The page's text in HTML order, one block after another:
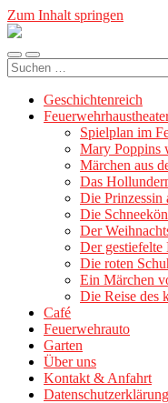
Zum Inhalt springen
Geschichtenreich
Mobile-
Menü
Suchfeld
ein-/ausblenden
Suche
nach:
Geschichtenreich
Spielplan im
Mary Poppins
Märchen aus
Das
Die Prinzessin
Die
Der
Der
Die roten
Ein Märchen
Die Reise des
Café
Feuerwehrauto
Garten
Über uns
Kontakt & Anfahrt
Datenschutzerklärung